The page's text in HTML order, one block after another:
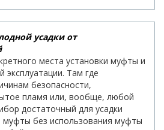
усадки от
места установки муфты и
эксплуатации. Там где
безопасности,
пламя или, вообще, любой
достаточный для усадки
без использования муфты